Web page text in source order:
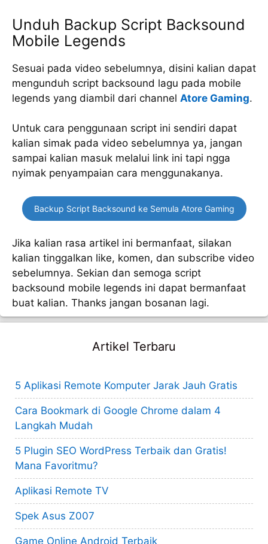
Unduh Backup Script Backsound
Mobile Legends
Sesuai pada video sebelumnya, disini kalian dapat
mengunduh script backsound lagu pada mobile
legends yang diambil dari channel Atore Gaming.
Untuk cara penggunaan script ini sendiri dapat
kalian simak pada video sebelumnya ya, jangan
sampai kalian masuk melalui link ini tapi ngga
nyimak penyampaian cara menggunakanya.
Backup Script Backsound ke Semula Atore Gaming
Jika kalian rasa artikel ini bermanfaat, silakan
kalian tinggalkan like, komen, dan subscribe video
sebelumnya. Sekian dan semoga script
backsound mobile legends ini dapat bermanfaat
buat kalian. Thanks jangan bosanan lagi.
Artikel Terbaru
5 Aplikasi Remote Komputer Jarak Jauh Gratis
Cara Bookmark di Google Chrome dalam 4
Langkah Mudah
5 Plugin SEO WordPress Terbaik dan Gratis!
Mana Favoritmu?
Aplikasi Remote TV
Spek Asus Z007
Game Online Android Terbaik